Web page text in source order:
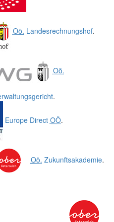
Oö. Landesrechnungshof.
Oö.
.
Europe Direct OÖ.
Oö. Zukunftsakademie.